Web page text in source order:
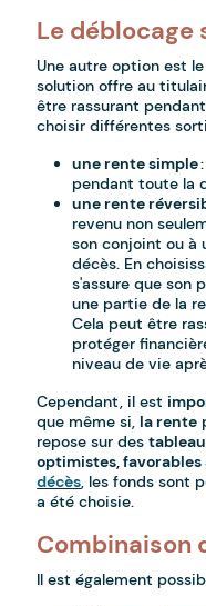
Le déblocage
Une autre option est
solution offre au
être rassurant
choisir différentes
une rente simple
pendant toute la
une rente
revenu non
son conjoint ou à
décès. En
s'assure que son
une partie de la
Cela peut être
protéger
niveau de vie
Cependant, il est
que même si,la rente
repose sur des
optimistes, favorables
décès, les fonds sont
a été choisie.
Combinaison
Il est également